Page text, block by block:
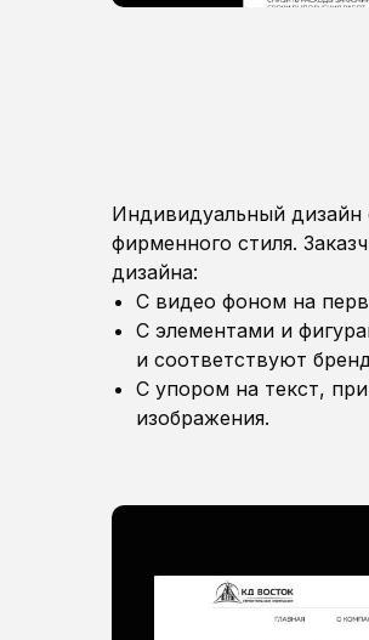
Индивидуальный дизайн
фирменного стиля.
дизайна:
С видео фоном на
С элементами и
и соответствуют
С упором на текст,
изображения.